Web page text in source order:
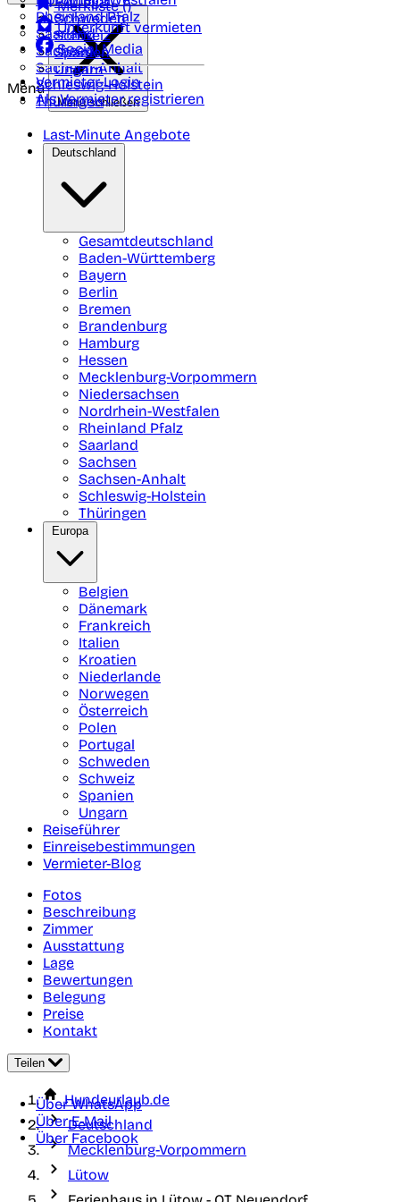
Rheinland Pfalz
Saarland
Sachsen
Sachsen-Anhalt
Schleswig-Holstein
Thüringen
Schweden
Schweiz
Spanien
Ungarn
Merkliste ()
Unterkunft vermieten
Social Media
Vermieter-Login
Als Vermieter registrieren
Menü
Menü schließen
Last-Minute Angebote
Deutschland
Gesamtdeutschland
Baden-Württemberg
Bayern
Berlin
Bremen
Brandenburg
Hamburg
Hessen
Mecklenburg-Vorpommern
Niedersachsen
Nordrhein-Westfalen
Rheinland Pfalz
Saarland
Sachsen
Sachsen-Anhalt
Schleswig-Holstein
Thüringen
Europa
Belgien
Dänemark
Frankreich
Italien
Kroatien
Niederlande
Norwegen
Österreich
Polen
Portugal
Schweden
Schweiz
Spanien
Ungarn
Reiseführer
Einreisebestimmungen
Vermieter-Blog
Fotos
Beschreibung
Zimmer
Ausstattung
Lage
Bewertungen
Belegung
Preise
Kontakt
Teilen
Über WhatsApp
Über E-Mail
Über Facebook
Hundeurlaub.de
Deutschland
Mecklenburg-Vorpommern
Lütow